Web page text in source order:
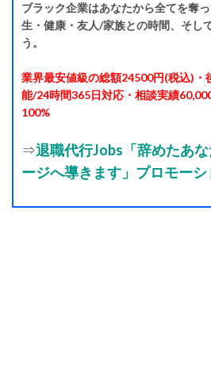
ブラック企業はあなたから全てを奪
生・健康・友人/家族との時間、そし
う。
業界最安値級の総額24500円(税込)・
能/24時間365日対応・相談実績
100%
⇒退職代行Jobs「辞めたあ
ージへ導きます」プロモーシ